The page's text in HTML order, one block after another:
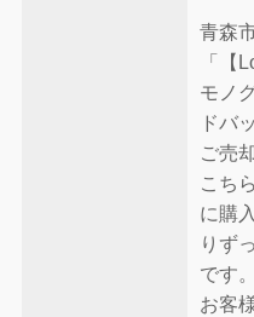
青森
「【
モノ
ドバ
ご売
こち
に購
りず
です。
お客